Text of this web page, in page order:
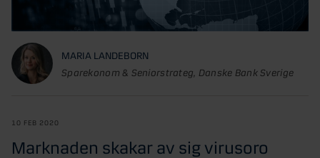
MARIA LANDEBORN
Sparekonom & Seniorstrateg, Danske Bank Sverige
10 FEB 2020
Marknaden skakar av sig virusoro